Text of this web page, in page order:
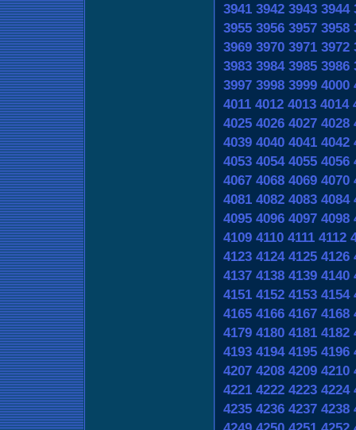
3941 3942 3943 3944
3955 3956 3957 3958
3969 3970 3971 3972
3983 3984 3985 3986
3997 3998 3999 4000
4011 4012 4013 4014
4025 4026 4027 4028
4039 4040 4041 4042
4053 4054 4055 4056
4067 4068 4069 4070
4081 4082 4083 4084
4095 4096 4097 4098
4109 4110 4111 4112
4123 4124 4125 4126
4137 4138 4139 4140
4151 4152 4153 4154
4165 4166 4167 4168
4179 4180 4181 4182
4193 4194 4195 4196
4207 4208 4209 4210
4221 4222 4223 4224
4235 4236 4237 4238